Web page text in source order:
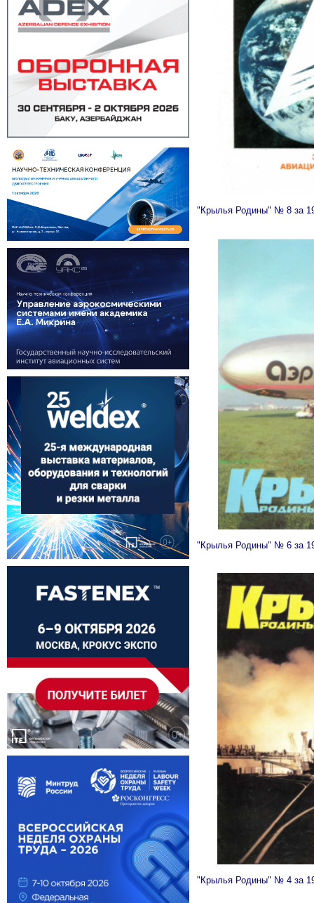
"Крылья Родины" № 8 за
"Крылья Родины" № 6 за
"Крылья Родины" № 4 за